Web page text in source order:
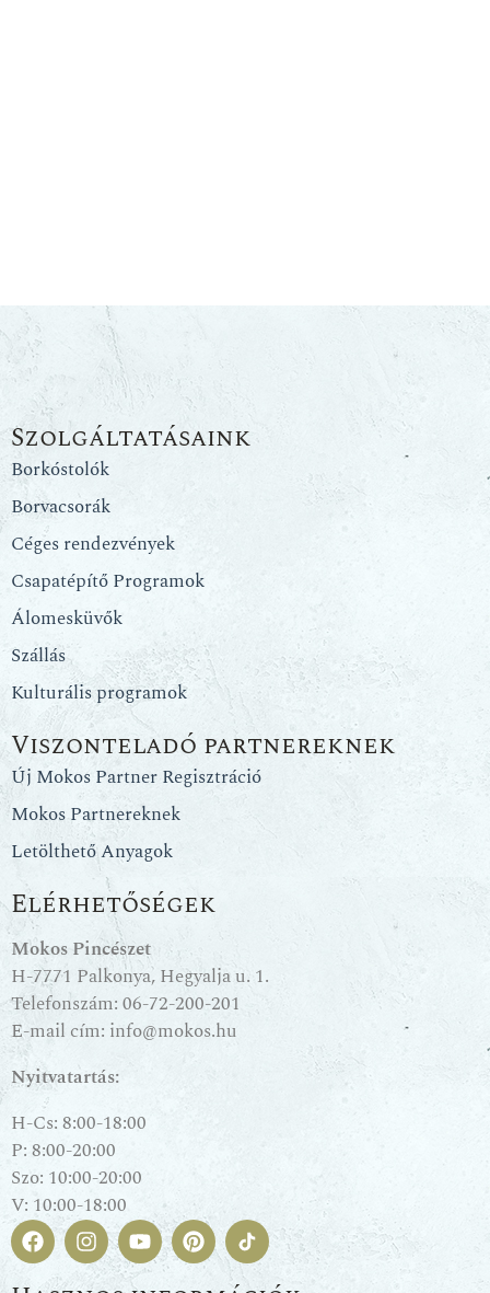
Szolgáltatásaink
Borkóstolók
Borvacsorák
Céges rendezvények
Csapatépítő Programok
Álomesküvők
Szállás
Kulturális programok
Viszonteladó partnereknek
Új Mokos Partner Regisztráció
Mokos Partnereknek
Letölthető Anyagok
Elérhetőségek
Mokos Pincészet
H-7771 Palkonya, Hegyalja u. 1.
Telefonszám:06-72-200-201
E-mail cím: info@mokos.hu
Nyitvatartás:
H-Cs: 8:00-18:00
P: 8:00-20:00
Szo: 10:00-20:00
V: 10:00-18:00